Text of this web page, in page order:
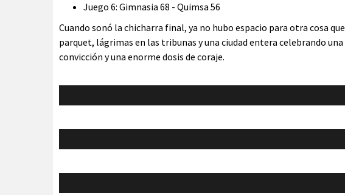
Juego 6: Gimnasia 68 - Quimsa 56
Cuando sonó la chicharra final, ya no hubo espacio para otra cosa
parquet, lágrimas en las tribunas y una ciudad entera celebrando
convicción y una enorme dosis de coraje.